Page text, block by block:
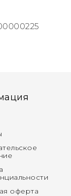
оферта